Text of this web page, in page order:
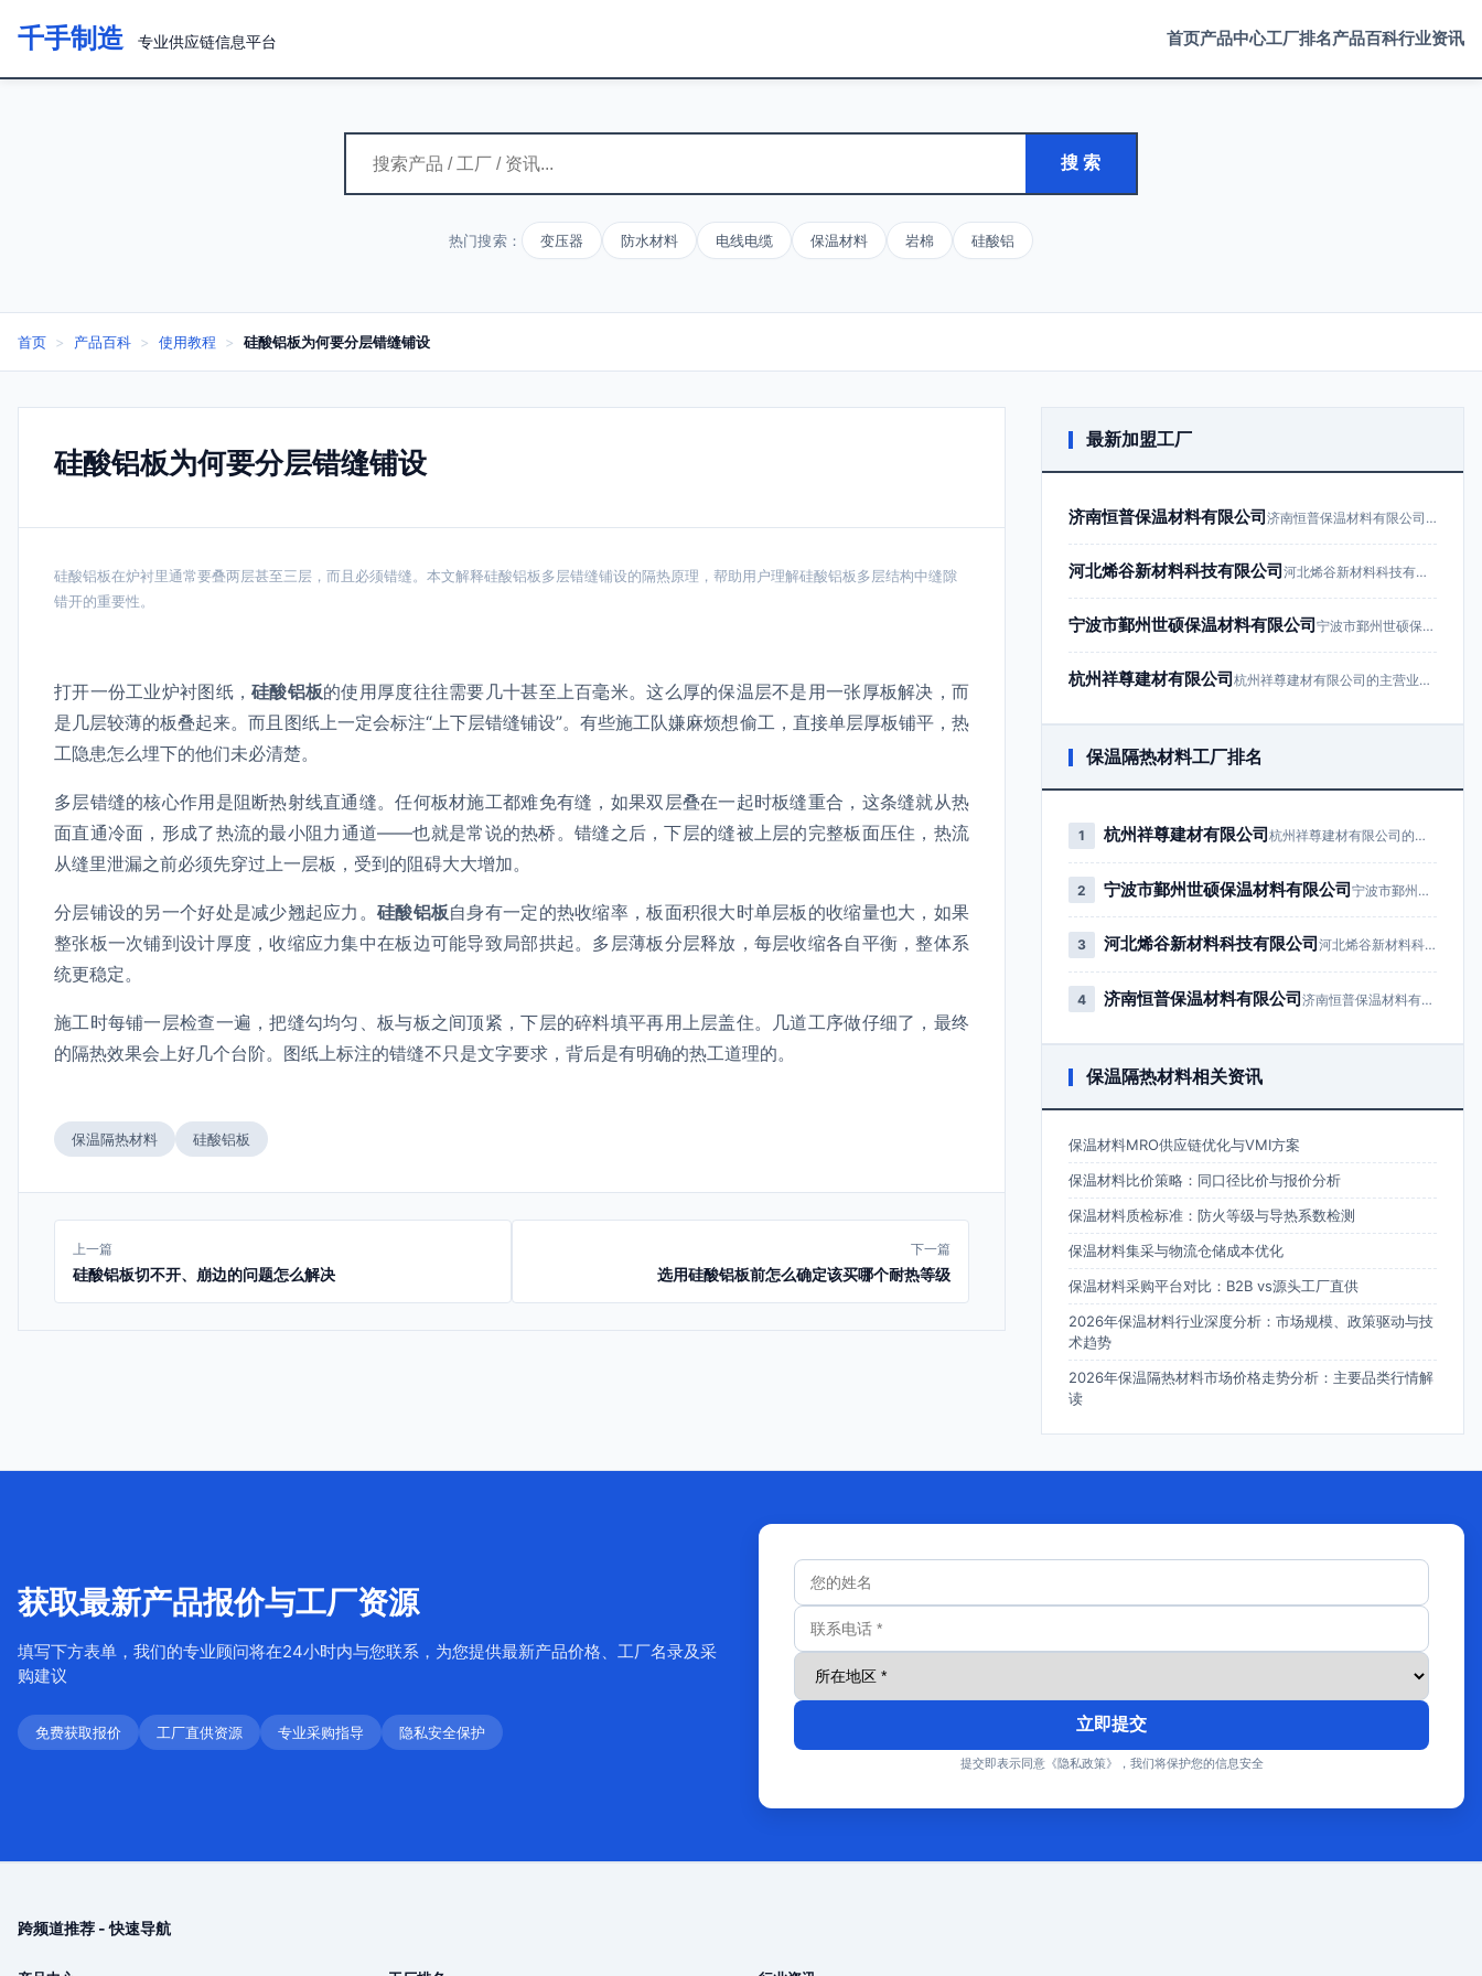
千手制造 专业供应链信息平台 首页产品中心工厂排名产品百科行业资讯
搜 索
热门搜索： 变压器 防水材料 电线电缆 保温材料 岩棉 硅酸铝
首页 > 产品百科 > 使用教程 > 硅酸铝板为何要分层错缝铺设
硅酸铝板为何要分层错缝铺设
硅酸铝板在炉衬里通常要叠两层甚至三层，而且必须错缝。本文解释硅酸铝板多层错缝铺设的隔热原理，帮助用户理解硅酸铝板多层结构中缝隙
错开的重要性。
打开一份工业炉衬图纸，硅酸铝板的使用厚度往往需要几十甚至上百毫米。这么厚的保温层不是用一张厚板解决，而
是几层较薄的板叠起来。而且图纸上一定会标注“上下层错缝铺设”。有些施工队嫌麻烦想偷工，直接单层厚板铺平，热
工隐患怎么埋下的他们未必清楚。
多层错缝的核心作用是阻断热射线直通缝。任何板材施工都难免有缝，如果双层叠在一起时板缝重合，这条缝就从热
面直通冷面，形成了热流的最小阻力通道——也就是常说的热桥。错缝之后，下层的缝被上层的完整板面压住，热流
从缝里泄漏之前必须先穿过上一层板，受到的阻碍大大增加。
分层铺设的另一个好处是减少翘起应力。硅酸铝板自身有一定的热收缩率，板面积很大时单层板的收缩量也大，如果
整张板一次铺到设计厚度，收缩应力集中在板边可能导致局部拱起。多层薄板分层释放，每层收缩各自平衡，整体系
统更稳定。
施工时每铺一层检查一遍，把缝勾均匀、板与板之间顶紧，下层的碎料填平再用上层盖住。几道工序做仔细了，最终
的隔热效果会上好几个台阶。图纸上标注的错缝不只是文字要求，背后是有明确的热工道理的。
保温隔热材料 硅酸铝板
上一篇
硅酸铝板切不开、崩边的问题怎么解决
下一篇
选用硅酸铝板前怎么确定该买哪个耐热等级
最新加盟工厂
济南恒普保温材料有限公司 济南恒普保温材料有限公司成立于201…
河北烯谷新材料科技有限公司 河北烯谷新材料科技有限公司成立于20…
宁波市鄞州世硕保温材料有限公司 宁波市鄞州世硕保温材料有限公司成立于…
杭州祥尊建材有限公司 杭州祥尊建材有限公司的主营业务为建筑…
保温隔热材料工厂排名
1 杭州祥尊建材有限公司 杭州祥尊建材有限公司的主营业务为…
2 宁波市鄞州世硕保温材料有限公司 宁波市鄞州世硕保温材料有限公司成…
3 河北烯谷新材料科技有限公司 河北烯谷新材料科技有限公司成立于…
4 济南恒普保温材料有限公司 济南恒普保温材料有限公司成立于2…
保温隔热材料相关资讯
保温材料MRO供应链优化与VMI方案
保温材料比价策略：同口径比价与报价分析
保温材料质检标准：防火等级与导热系数检测
保温材料集采与物流仓储成本优化
保温材料采购平台对比：B2B vs源头工厂直供
2026年保温材料行业深度分析：市场规模、政策驱动与技
术趋势
2026年保温隔热材料市场价格走势分析：主要品类行情解
读
获取最新产品报价与工厂资源
填写下方表单，我们的专业顾问将在24小时内与您联系，为您提供最新产品价格、工厂名录及采
购建议
免费获取报价 工厂直供资源 专业采购指导 隐私安全保护 立即提交
提交即表示同意《隐私政策》，我们将保护您的信息安全
跨频道推荐 - 快速导航